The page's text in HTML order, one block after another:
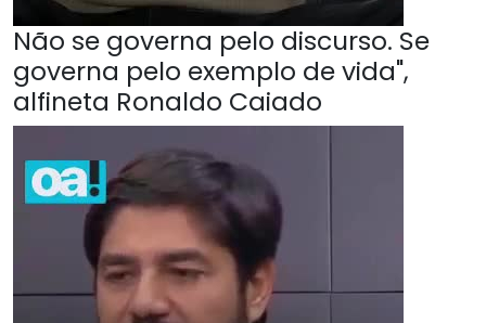
Não se governa pelo discurso. Se
governa pelo exemplo de vida",
alfineta Ronaldo Caiado